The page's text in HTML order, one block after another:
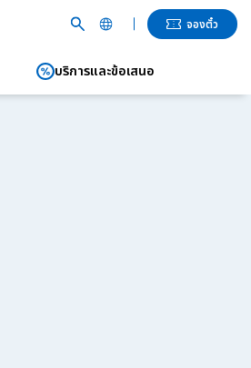
English
จองตั๋ว
บริการและข้อเสนอ